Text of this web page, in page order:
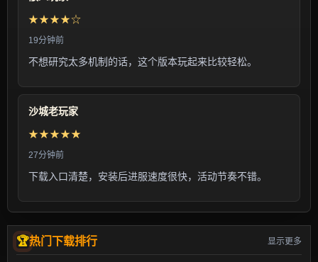
★★★★☆
19分钟前
不想研究太多机制的话，这个版本玩起来比较轻松。
沙城老玩家
★★★★★
27分钟前
下载入口清楚，安装后进服速度很快，活动节奏不错。
热门下载排行 显示更多